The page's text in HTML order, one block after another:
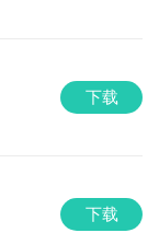
下载
下载